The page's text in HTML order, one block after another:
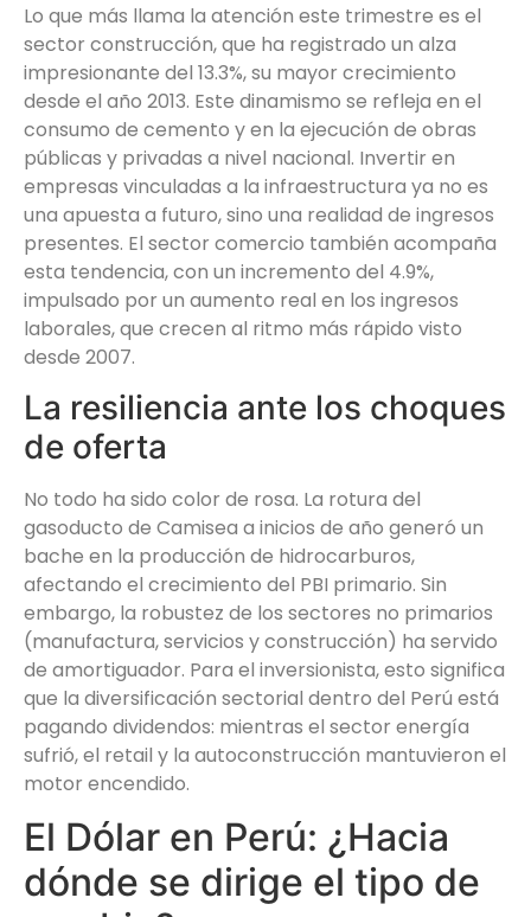
Lo que más llama la atención este trimestre es el
sector construcción, que ha registrado un alza
impresionante del 13.3%, su mayor crecimiento
desde el año 2013. Este dinamismo se refleja en el
consumo de cemento y en la ejecución de obras
públicas y privadas a nivel nacional. Invertir en
empresas vinculadas a la infraestructura ya no es
una apuesta a futuro, sino una realidad de ingresos
presentes. El sector comercio también acompaña
esta tendencia, con un incremento del 4.9%,
impulsado por un aumento real en los ingresos
laborales, que crecen al ritmo más rápido visto
desde 2007.
La resiliencia ante los choques
de oferta
No todo ha sido color de rosa. La rotura del
gasoducto de Camisea a inicios de año generó un
bache en la producción de hidrocarburos,
afectando el crecimiento del PBI primario. Sin
embargo, la robustez de los sectores no primarios
(manufactura, servicios y construcción) ha servido
de amortiguador. Para el inversionista, esto significa
que la diversificación sectorial dentro del Perú está
pagando dividendos: mientras el sector energía
sufrió, el retail y la autoconstrucción mantuvieron el
motor encendido.
El Dólar en Perú: ¿Hacia
dónde se dirige el tipo de